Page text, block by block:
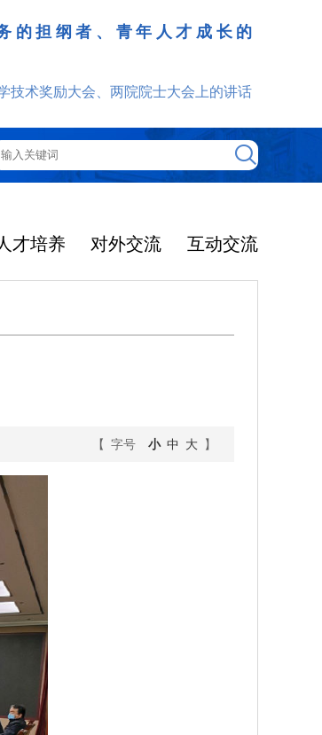
的担纲者、青年人才成长的
术奖励大会、两院院士大会上的讲话
才培养 对外交流 互动交流
【 字号 小 中 大】